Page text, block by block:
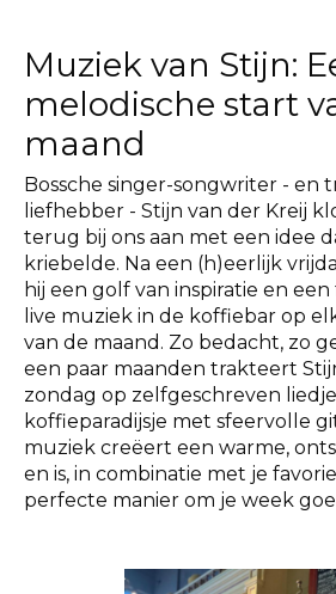
Muziek van Stijn:
melodische start
maand
Bossche singer-songwriter - en
liefhebber - Stijn van der Kreij
terug bij ons aan met een idee
kriebelde. Na een (h)eerlijk
hij een golf van inspiratie en
live muziek in de koffiebar op
van de maand. Zo bedacht, zo
een paar maanden trakteert
zondag op zelfgeschreven
koffieparadijsje met sfeervolle
muziek creëert een warme,
en is, in combinatie met je
perfecte manier om je week